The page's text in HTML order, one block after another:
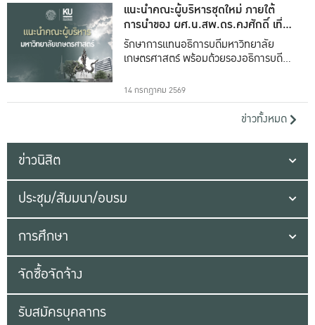
แนะนำคณะผู้บริหารชุดใหม่ ภายใต้
การนำของ ผศ.น.สพ.ดร.คงศักดิ์ เที่ยง
ธรรม
รักษาการแทนอธิการบดีมหาวิทยาลัย
เกษตรศาสตร์ พร้อมด้วยรองอธิการบดีทั้ง
14 กรกฎาคม 2569
ข่าวทั้งหมด
ข่าวนิสิต
ประชุม/สัมมนา/อบรม
การศึกษา
จัดซื้อจัดจ้าง
รับสมัครบุคลากร